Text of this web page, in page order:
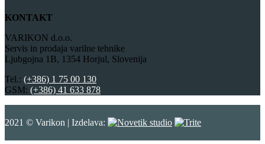
KONTAKT
VARIKON d.o.o.
Servis in prodaja varilne tehnike
Ljubgojna 1B, 1354 Horjul, Slovenija
Tel.: (+386) 1 75 00 130
GSM: (+386) 41 633 878
2021 © Varikon | Izdelava: